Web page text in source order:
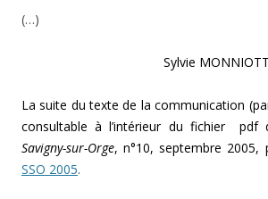
(…)
Sylvie
La suite du texte de la communication
consultable à l’intérieur du fichier pdf
Savigny-sur-Orge, n°10, septembre 2005,
SSO 2005.